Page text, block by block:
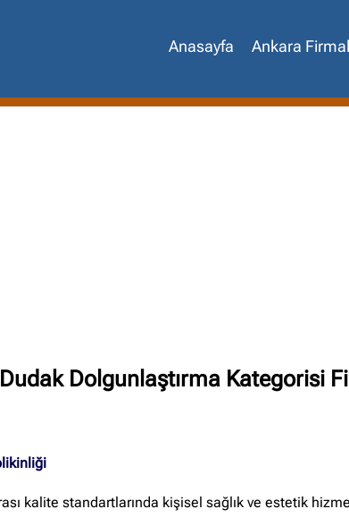
Anasayfa Ankara
Dudak Dolgunlaştırma Kategorisi
kalite standartlarında kişisel sağlık ve estetik
Site içi arama
🔍